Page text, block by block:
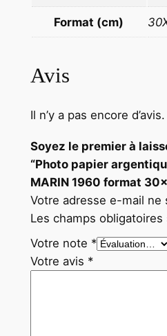
a
t
0
x
3
0
c
m
Format (cm)
Avis
Il n’y a pas encore d’avis.
Soyez le premier à
“Photo papier
MARIN 1960 format
Votre adresse e-mail ne
Les champs
Votre note *
Votre avis *